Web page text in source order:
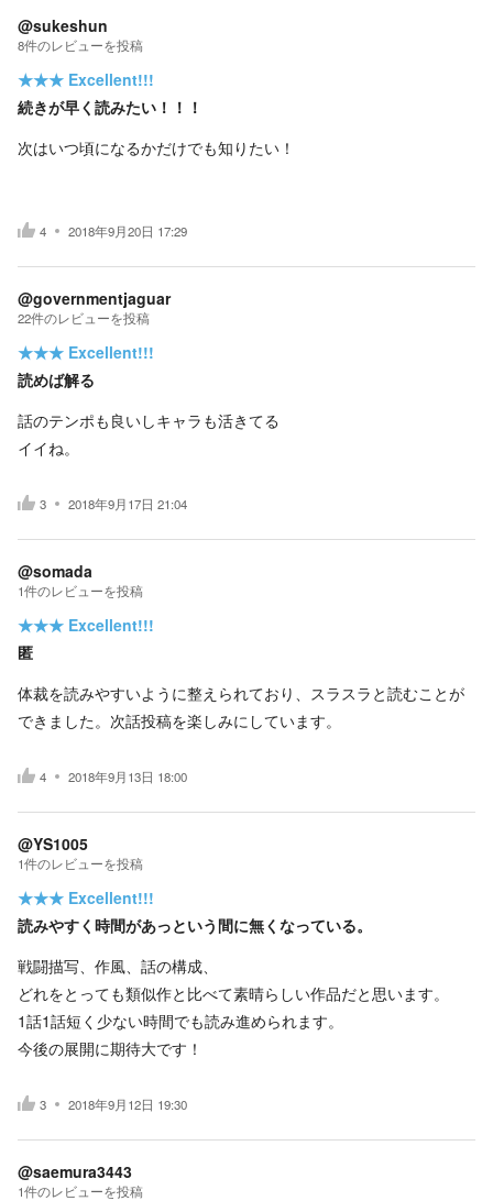
@sukeshun
8件のレビューを投稿
★★★ Excellent!!!
続きが早く読みたい！！！
次はいつ頃になるかだけでも知りたい！
4 2018年9月20日 17:29
@governmentjaguar
22件のレビューを投稿
★★★ Excellent!!!
読めば解る
話のテンポも良いしキャラも活きてる
イイね。
3 2018年9月17日 21:04
@somada
1件のレビューを投稿
★★★ Excellent!!!
匿
体裁を読みやすいように整えられており、スラスラと読むことが
できました。次話投稿を楽しみにしています。
4 2018年9月13日 18:00
@YS1005
1件のレビューを投稿
★★★ Excellent!!!
読みやすく時間があっという間に無くなっている。
戦闘描写、作風、話の構成、
どれをとっても類似作と比べて素晴らしい作品だと思います。
1話1話短く少ない時間でも読み進められます。
今後の展開に期待大です！
3 2018年9月12日 19:30
@saemura3443
1件のレビューを投稿